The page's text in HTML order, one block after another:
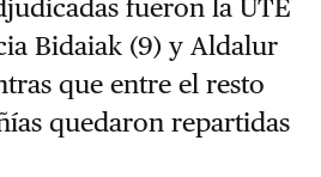
fueron la UTE
Bidaiak (9) y Aldalur
que entre el resto
quedaron repartidas